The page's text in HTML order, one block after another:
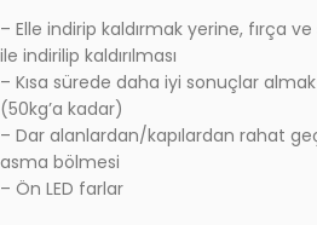
– Elle indirip kaldırmak yerine, fırça
ile indirilip kaldırılması
– Kısa sürede daha iyi sonuçlar almak
(50kg’a kadar)
– Dar alanlardan/kapılardan rahat
asma bölmesi
– Ön LED farlar